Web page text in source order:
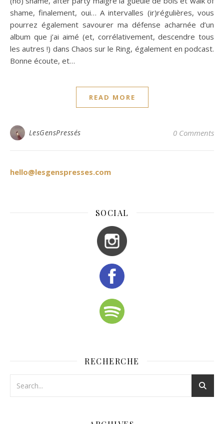
shame, finalement, oui… A intervalles (ir)régulières, vous
pourrez également savourer ma défense acharnée d’un
album que j’ai aimé (et, corrélativement, descendre tous
les autres !) dans Chaos sur le Ring, également en podcast.
Bonne écoute, et…
READ MORE
LesGensPressés 0 Comments
hello@lesgenspresses.com
SOCIAL
RECHERCHE